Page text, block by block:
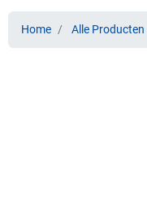
Home Alle Producten